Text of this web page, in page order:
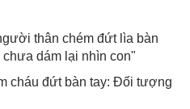
thân chém đứt lìa bàn
dám lại nhìn con"
cháu đứt bàn tay: Đối tượng